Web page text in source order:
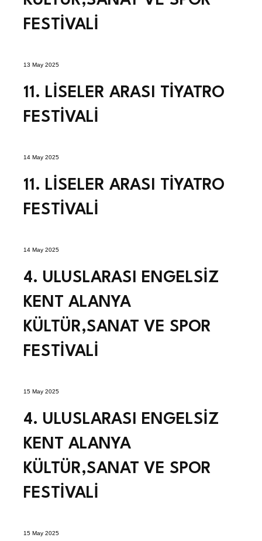
FESTİVALİ
13 May 2025
11. LİSELER ARASI TİYATRO
FESTİVALİ
14 May 2025
11. LİSELER ARASI TİYATRO
FESTİVALİ
14 May 2025
4. ULUSLARASI ENGELSİZ
KENT ALANYA
KÜLTÜR,SANAT VE SPOR
FESTİVALİ
15 May 2025
4. ULUSLARASI ENGELSİZ
KENT ALANYA
KÜLTÜR,SANAT VE SPOR
FESTİVALİ
15 May 2025